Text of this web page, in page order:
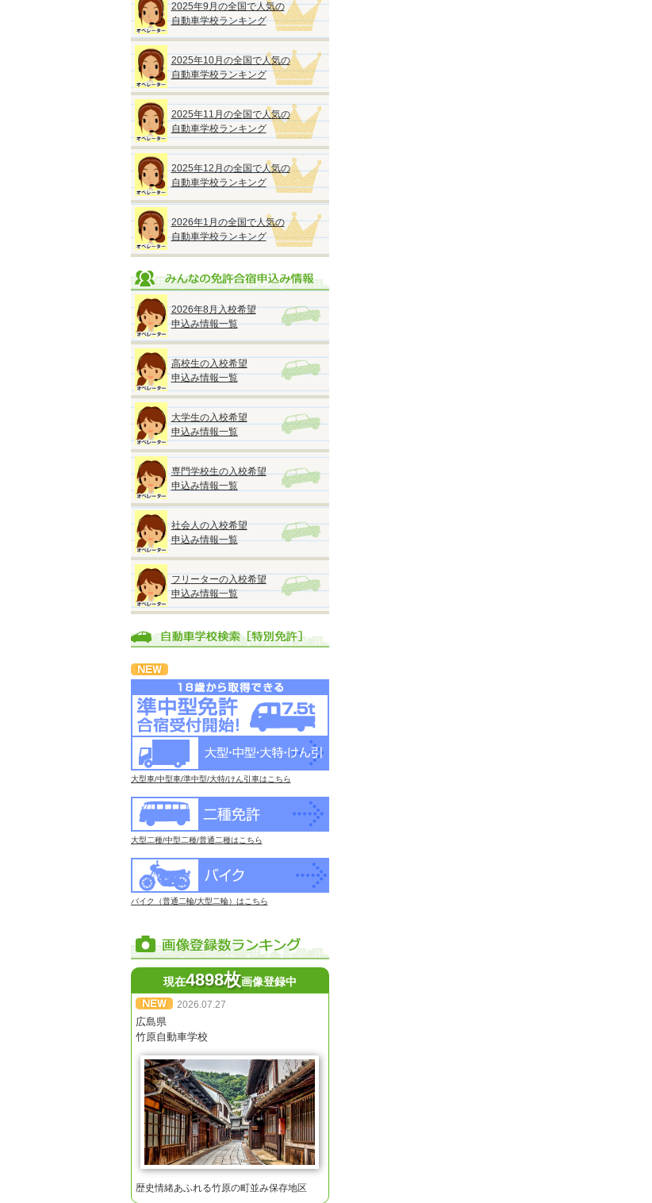
2025年9月の全国で人気の
自動車学校ランキング
2025年10月の全国で人気の
自動車学校ランキング
2025年11月の全国で人気の
自動車学校ランキング
2025年12月の全国で人気の
自動車学校ランキング
2026年1月の全国で人気の
自動車学校ランキング
2026年8月入校希望
申込み情報一覧
高校生の入校希望
申込み情報一覧
大学生の入校希望
申込み情報一覧
専門学校生の入校希望
申込み情報一覧
社会人の入校希望
申込み情報一覧
フリーターの入校希望
申込み情報一覧
大型車/中型車/準中型/大特/けん引車はこちら
大型二種/中型二種/普通二種はこちら
バイク（普通二輪/大型二輪）はこちら
現在4898枚画像登録中
2026.07.27
広島県
竹原自動車学校
歴史情緒あふれる竹原の町並み保存地区